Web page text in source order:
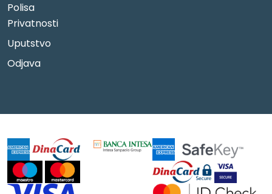
Polisa
Privatnosti
Uputstvo
Odjava